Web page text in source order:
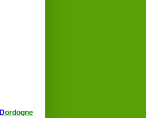
Dordogne